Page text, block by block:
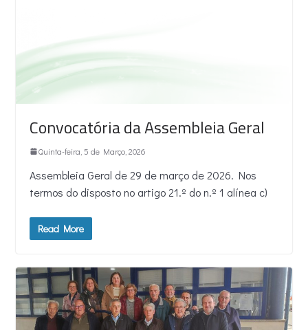
Convocatória da Assembleia Geral
Quinta-feira, 5 de Março, 2026
Assembleia Geral de 29 de março de 2026. Nos
termos do disposto no artigo 21.º do n.º 1 alínea c)
Read More